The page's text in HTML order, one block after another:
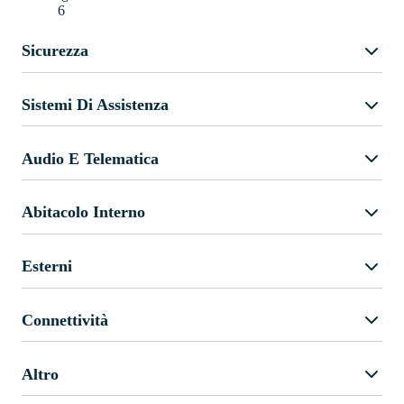
6
Sicurezza
Sistemi Di Assistenza
Audio E Telematica
Abitacolo Interno
Esterni
Connettività
Altro